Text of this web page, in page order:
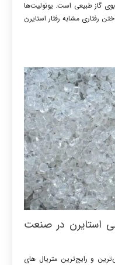
گاز طبیعی است. یونولیت‌ها
رفتاری مشابه رفتار استایرن
استایرن در صنعت
و رایج‌ترین متریال های